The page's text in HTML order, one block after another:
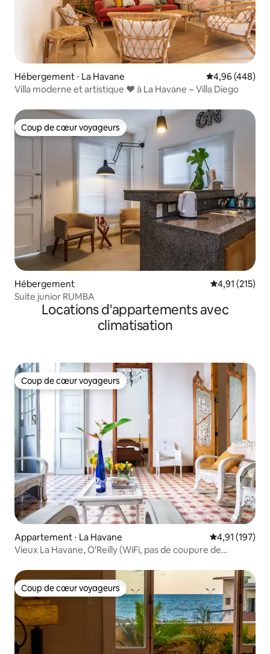
Hébergement ⋅ La Havane Évaluation
4,96 (448)
Villa moderne et artistique ❤️ à La Havane ~ Villa Diego
Coup de cœur voyageurs
Coup de cœur voyageurs
Hébergement Évaluation
4,91 (215)
Suite junior RUMBA
Locations d'appartements avec
climatisation
Coup de cœur voyageurs
Coup de cœur voyageurs
Appartement ⋅ La Havane Évaluation
4,91 (197)
Vieux La Havane, O'Reilly (WiFi, pas de coupure de
Coup de cœur voyageurs
Coup de cœur voyageurs